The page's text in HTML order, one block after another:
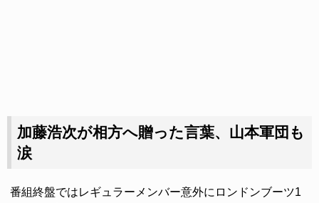
加藤浩次が相方へ贈った言葉、山本軍団も
涙
番組終盤ではレギュラーメンバー意外にロンドンブーツ1